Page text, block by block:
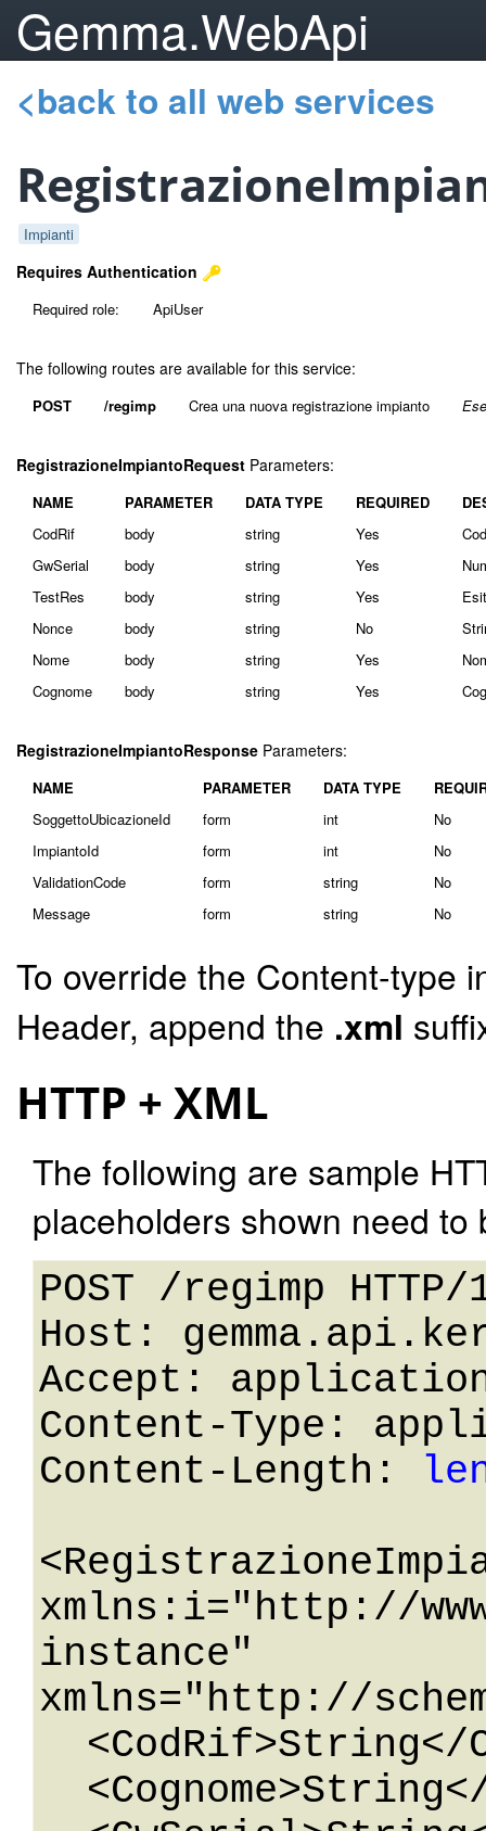
Gemma.WebApi
<back to all web services
Impianti
Requires Authentication
Required role: ApiUser
The following routes are available for this service:
POST /regimp Crea una nuova registrazione impianto
RegistrazioneImpiantoRequest Parameters:
NAME PARAMETER DATA TYPE REQUIRED
CodRif
body string Yes
GwSerial
body string Yes
TestRes
body string Yes
Nonce
body string No
Nome
body string Yes
Cognome
body string Yes
RegistrazioneImpiantoResponse Parameters:
NAME PARAMETER DATA TYPE
SoggettoUbicazioneId
form int
No
ImpiantoId
form int
No
ValidationCode
form string
No
Message
form string No
To override the Content-type
Header, append the .xml
HTTP + XML
The following are sample
placeholders shown need
POST /regimp
Host:
Accept:
Content-Type:
Content-Length:
xmlns:i="http://
instance"
xmlns="http://